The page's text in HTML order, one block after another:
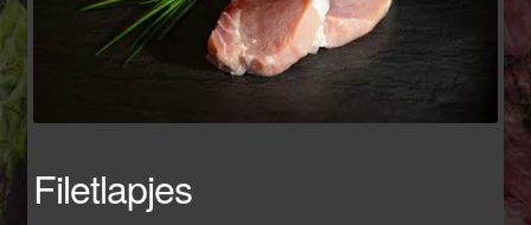
Filetlapjes